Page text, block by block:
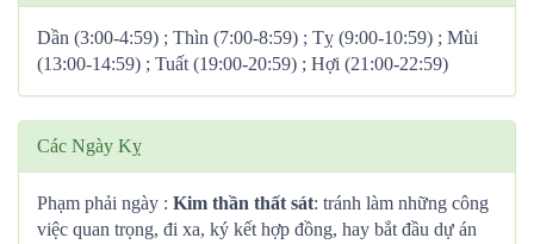
Dần (3:00-4:59) ; Thìn (7:00-8:59) ; Tỵ (9:00-10:59) ; Mùi
(13:00-14:59) ; Tuất (19:00-20:59) ; Hợi (21:00-22:59)
Các Ngày Kỵ
Phạm phải ngày : Kim thần thất sát: tránh làm những công
việc quan trọng, đi xa, ký kết hợp đồng, hay bắt đầu dự án